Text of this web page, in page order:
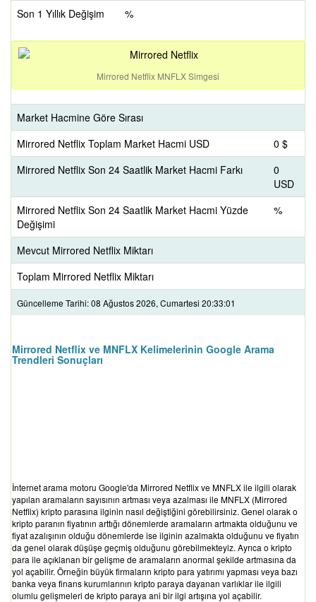
Son 1 Yıllık Değişim %
Mirrored Netflix MNFLX Simgesi
Market Hacmine Göre Sırası
Mirrored Netflix Toplam Market Hacmi USD
0 $
Mirrored Netflix Son 24 Saatlik Market Hacmi Farkı
0
USD
Mirrored Netflix Son 24 Saatlik Market Hacmi Yüzde
Değişimi
%
Mevcut Mirrored Netflix Miktarı
Toplam Mirrored Netflix Miktarı
Güncelleme Tarihi: 08 Ağustos 2026, Cumartesi 20:33:01
Mirrored Netflix ve MNFLX Kelimelerinin Google Arama
Trendleri Sonuçları
İnternet arama motoru Google'da Mirrored Netflix ve MNFLX ile ilgili olarak
yapılan aramaların sayısının artması veya azalması ile MNFLX (Mirrored
Netflix) kripto parasına ilginin nasıl değiştiğini görebilirsiniz. Genel olarak o
kripto paranın fiyatının arttığı dönemlerde aramaların artmakta olduğunu ve
fiyat azalışının olduğu dönemlerde ise ilginin azalmakta olduğunu ve fiyatın
da genel olarak düşüşe geçmiş olduğunu görebilmekteyiz. Ayrıca o kripto
para ile açıklanan bir gelişme de aramaların anormal şekilde artmasına da
yol açabilir. Örneğin büyük firmaların kripto para yatırımı yapması veya bazı
banka veya finans kurumlarının kripto paraya dayanan varlıklar ile ilgili
olumlu gelişmeleri de kripto paraya ani bir ilgi artışına yol açabilir.